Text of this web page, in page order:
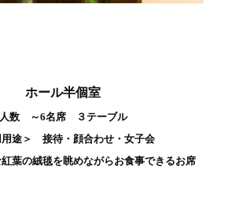
ホール半個室
人数 ～6名席 ３テーブル
用途＞ 接待・顔合わせ・女子会
葉の絨毯を眺めながらお食事できるお席